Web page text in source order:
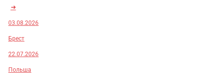
➜
03.08.2026
Брест
22.07.2026
Польша